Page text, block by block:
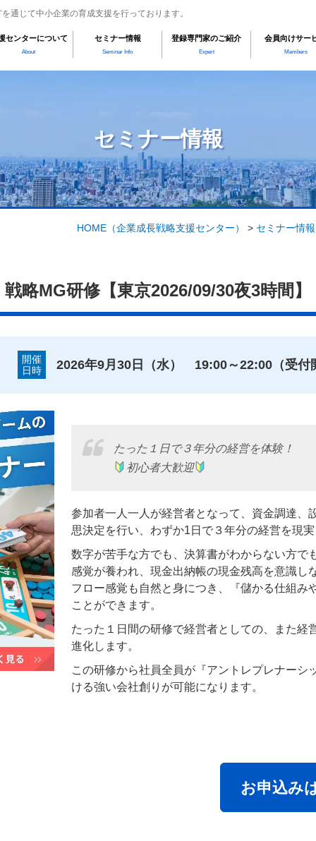
通じて中小企業の育成支援を行っております。
センターについて
About
セミナー情報
Seminar Info
登録専門家のご紹介
Expert
会員向けサー
Members
セミナー情報
HOME （企業成長戦略支援センター） > セミナー情報
戦略MG研修【東京2026/09/30夜3時間】
開催
日時
2026年9月30日（水） 19:00～22:00（受付
たった１日で３年分の経営を体験！
初心者大歓迎
参加者一人一人が経営者となって、資金調達、
思決定を行い、わずか1日で３年分の経営を現
数字が苦手な方でも、決算書がわからない方で
感覚が養われ、現金出納帳の現金残高を意識し
フロー感覚も自然と身につき、『儲かる仕組み
ことができます。
たった１日間の研修で経営者としての、また経
進化します。
この研修から社員全員が『アントレプレナー
ける強い会社創りが可能になります。
お申込み